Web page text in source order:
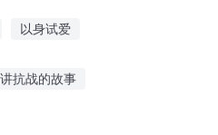
以身试爱
抗战的故事